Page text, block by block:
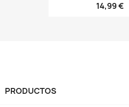
14,99 €
PRODUCTOS